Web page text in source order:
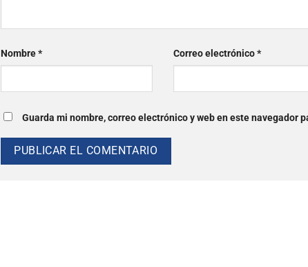
Nombre* Correo electrónico*
Guarda mi nombre, correo electrónico y web en este navegador